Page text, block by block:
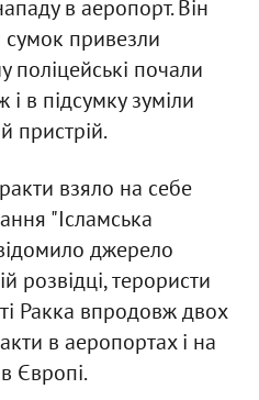
в аеропорт. Він
сумок привезли
поліцейські почали
і в підсумку зуміли
пристрій.
взяло на себе
"Ісламська
джерело
розвідці, терористи
Ракка впродовж двох
в аеропортах і на
Європі.